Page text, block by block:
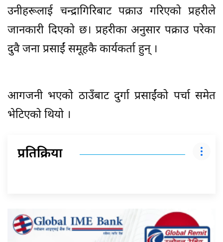
उनीहरूलाई चन्द्रागिरिबाट पक्राउ गरिएको प्रहरीले
जानकारी दिएकाे छ। प्रहरीका अनुसार पक्राउ परेका
दुवै जना प्रसाईं समूहकै कार्यकर्ता हुन् ।
आगजनी भएको ठाउँबाट दुर्गा प्रसाईंको पर्चा समेत
भेटिएको थियो ।
प्रतिक्रिया